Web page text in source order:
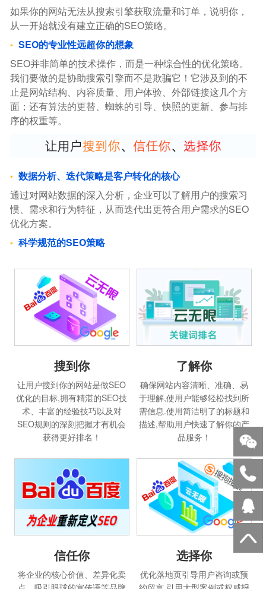
如果你的网站无法从搜索引擎获取流量和订单，说明你，
从一开始就没有建立正确的SEO策略。
SEO的专业性远超你的想象
SEO并非简单的技术操作，而是一种综合性的优化策略。
我们要做的是协助搜索引擎而不是欺骗它！它涉及到的不
止是网站结构、内容质量、用户体验、外部链接这几个方
面；还有算法的更替、蜘蛛的引导、快照的更新、参与排
序的权重等。
数据分析、迭代策略是客户转化的核心
通过对网站数据的深入分析，企业可以了解用户的搜索习
惯、需求和行为特征，从而迭代出更符合用户需求的SEO
优化方案。
科学规范的SEO策略
搜到你
让用户搜到你的网站是做SEO
优化的目标,拥有精湛的SEO技
术、丰富的经验技巧以及对
SEO规则的深刻把握才有机会
获得更好排名！
了解你
确保网站内容清晰、准确、易
于理解,使用户能够轻松找到所
需信息.使用简洁明了的标题和
描述,帮助用户快速了解你的产
品服务！
信任你
将企业的核心价值、差异化卖
选择你
优化落地页引导用户咨询或预